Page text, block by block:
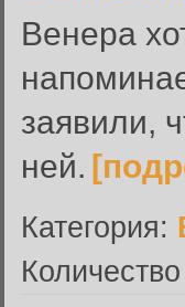
Венера
заявили,
ней.
Категория: